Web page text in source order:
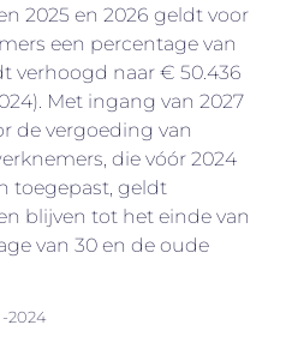
2025 en 2026 geldt voor
een percentage van
verhoogd naar € 50.436
Met ingang van 2027
de vergoeding van
die vóór 2024
toegepast, geldt
blijven tot het einde van
van 30 en de oude
2024